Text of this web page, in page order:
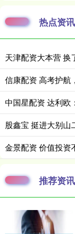
热点资讯
信康配资 高考护航
股鑫宝 挺进大别山
金景配资 价值投资
推荐资讯